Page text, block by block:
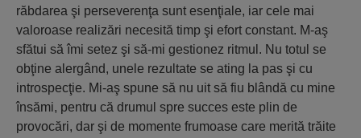
răbdarea şi perseverenţa sunt esenţiale, iar cele mai
valoroase realizări necesită timp şi efort constant. M-aş
sfătui să îmi setez şi să-mi gestionez ritmul. Nu totul se
obţine alergând, unele rezultate se ating la pas şi cu
introspecţie. Mi-aş spune să nu uit să fiu blândă cu mine
însămi, pentru că drumul spre succes este plin de
provocări, dar şi de momente frumoase care merită trăite